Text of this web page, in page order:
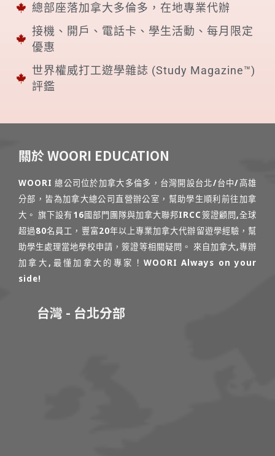
總部座落加拿大多倫多，在地專業代辦
接機、開戶、電話卡、學生活動、每月限定
優惠
世界權威打工遊學雜誌 (Study Magazine™)
評鑑
關於 WOORI EDUCATION
WOORI 總公司位於加拿大多倫多，台灣開設台北/台中/高雄
分部，皆為加拿大總公司直營辦公室，幫助學生順利前往加拿
大。 旗下設有16國部門團隊與加拿大聯邦IRCC簽證顧問,全球
超過80名員工，豐富20年以上專業加拿大代辦留遊學經驗，幫
助學生處理當地學校申請，簽證等相關疑問。 來自加拿大,專辦
加拿大,最懂加拿大的專家！WOORI Always on your
side!
台灣 - 台北分部